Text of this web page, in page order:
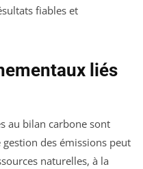
fiables et
liés
au bilan carbone sont
des émissions peut
naturelles, à la